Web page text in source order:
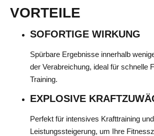
VORTEILE
SOFORTIGE WIRKUNG
Spürbare Ergebnisse innerhalb
der Verabreichung, ideal für schnelle
Training.
EXPLOSIVE
Perfekt für intensives Krafttraining und
Leistungssteigerung, um Ihre